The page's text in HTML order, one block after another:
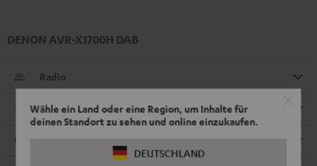
Wähle ein Land oder eine Region, um Inhalte für
deinen Standort zu sehen und online einzukaufen.
DEUTSCHLAND
DENON AVR-X1700H DAB
Radio
Abmessungen